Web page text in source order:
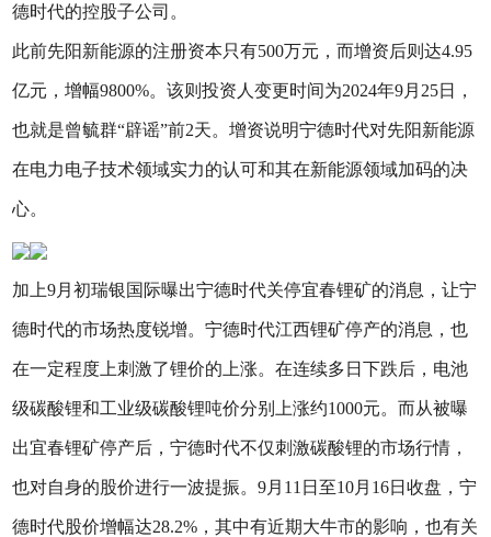
德时代的控股子公司。
此前先阳新能源的注册资本只有500万元，而增资后则达4.95
亿元，增幅9800%。该则投资人变更时间为2024年9月25日，
也就是曾毓群“辟谣”前2天。增资说明宁德时代对先阳新能源
在电力电子技术领域实力的认可和其在新能源领域加码的决
心。
加上9月初瑞银国际曝出宁德时代关停宜春锂矿的消息，让宁
德时代的市场热度锐增。宁德时代江西锂矿停产的消息，也
在一定程度上刺激了锂价的上涨。在连续多日下跌后，电池
级碳酸锂和工业级碳酸锂吨价分别上涨约1000元。而从被曝
出宜春锂矿停产后，宁德时代不仅刺激碳酸锂的市场行情，
也对自身的股价进行一波提振。9月11日至10月16日收盘，宁
德时代股价增幅达28.2%，其中有近期大牛市的影响，也有关